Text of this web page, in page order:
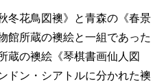
冬花鳥図襖》と青森の《春景
館所蔵の襖絵と一組であった
蔵の襖絵《琴棋書画仙人図
ドン・シアトルに分かれた襖